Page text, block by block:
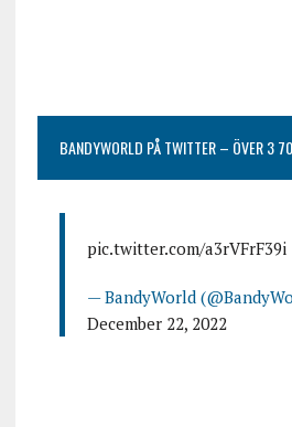
BANDYWORLD PÅ TWITTER – ÖVER 3
pic.twitter.com/a3rVFrF39i
— BandyWorld
December 22, 2022